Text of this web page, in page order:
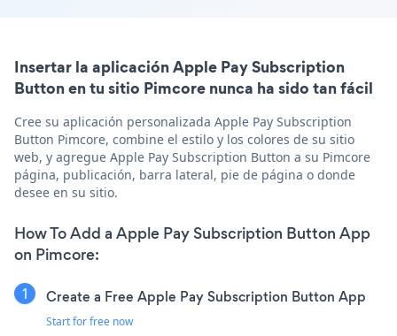
Insertar la aplicación Apple Pay Subscription
Button en tu sitio Pimcore nunca ha sido tan fácil
Cree su aplicación personalizada Apple Pay Subscription
Button Pimcore, combine el estilo y los colores de su sitio
web, y agregue Apple Pay Subscription Button a su Pimcore
página, publicación, barra lateral, pie de página o donde
desee en su sitio.
How To Add a Apple Pay Subscription Button App
on Pimcore:
Create a Free Apple Pay Subscription Button App
Start for free now